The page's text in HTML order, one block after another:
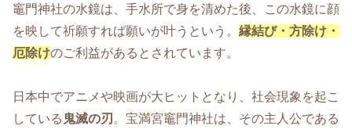
竈門神社の水鏡は、手水所で身を清めた後、この水鏡に顔
を映して祈願すれば願いが叶うという。 縁結び・方除け・
厄除けのご利益があるとされています。
日本中でアニメや映画が大ヒットとなり、社会現象を起こ
している 鬼滅の刃 。宝満宮竈門神社は、その主人公である